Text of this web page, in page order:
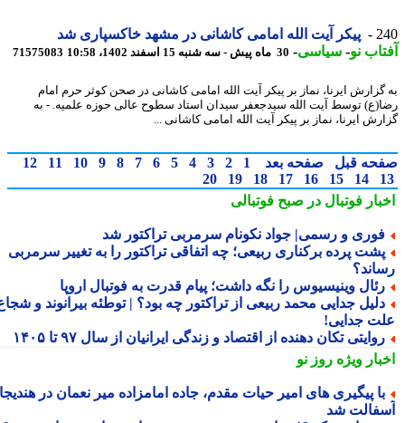
پیکر آیت الله امامی کاشانی در مشهد خاکسپاری شد
نو- سیاسی-30 ماه پیش - سه شنبه 15 اسفند 1402، 10:58 71575083
ایرنا، نماز بر پیکر آیت الله امامی کاشانی در صحن کوثر حرم امام
توسط آیت الله سیدجعفر سیدان استاد سطوح عالی حوزه علمیه. - به
ایرنا، نماز بر پیکر آیت الله امامی کاشانی ...
قبل صفحه بعد 1
2
3
4
5
6
7
8
9
10
11
12
14
15
16
17
18
19
20
فوتبال در صبح فوتبالی
و رسمی| جواد نکونام سرمربی تراکتور شد
پرده برکناری ربیعی؛ چه اتفاقی تراکتور را به تغییر سرمربی
وینیسیوس را نگه داشت؛ پیام قدرت به فوتبال اروپا
جدایی محمد ربیعی از تراکتور چه بود؟ | توطئه بیرانوند و شجاع
جدایی!
تکان دهنده از اقتصاد و زندگی ایرانیان از سال ۹۷ تا ۱۴۰۵
ویژهروز نو
پیگیری های امیر حیات مقدم، جاده امامزاده میر نعمان در هندیجان
شد